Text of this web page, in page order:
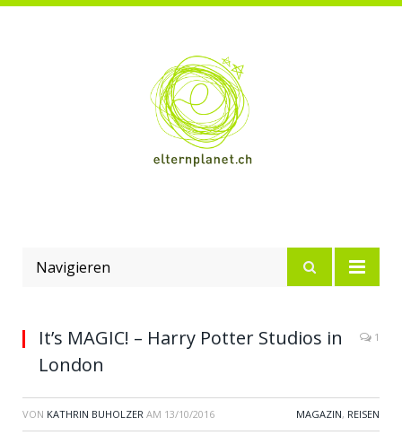
Navigieren
It’s MAGIC! – Harry Potter Studios in
London
1
VON KATHRIN BUHOLZER AM 13/10/2016 MAGAZIN, REISEN